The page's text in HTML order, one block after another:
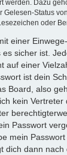
werden. Dazu
Gelesen-Status
oder
einer
sicher ist.
auf einer
ist dein
Board, also
kein
Passwort
mein
dich dann